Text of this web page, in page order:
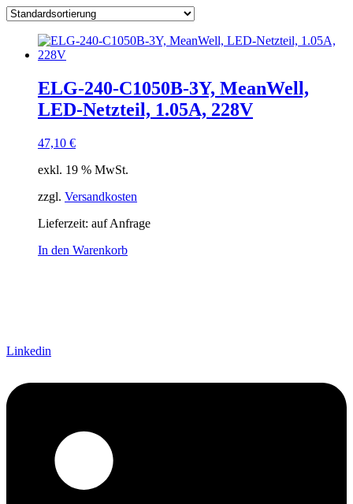
Hersteller
Lieferzeiten
Auf Lager
Ausgangsspannung
Ausgangsstrom
Ausgang Anschluss
Eingangsspannung
Eingang Anschluss
ELG-240-C1050B-3Y, MeanWell,
LED-Netzteil, 1.05A, 228V
47,10 €
exkl. 19 % MwSt.
zzgl. Versandkosten
Lieferzeit: auf Anfrage
In den Warenkorb
Linkedin